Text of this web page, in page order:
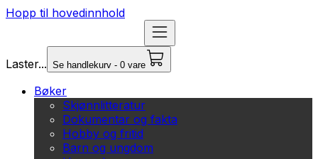
Hopp til hovedinnhold
Laster... Se handlekurv - 0 vare
Bøker
Skjønnlitteratur
Dokumentar og fakta
Hobby og fritid
Barn og ungdom